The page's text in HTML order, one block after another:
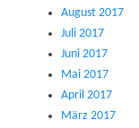
August 2017
Juli 2017
Juni 2017
Mai 2017
April 2017
März 2017